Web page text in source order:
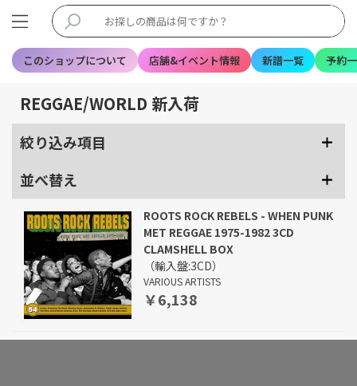
このショップについて 店舗&イベント情報 新譜一覧 予約
REGGAE/WORLD 新入荷
絞り込み項目
並べ替え
ROOTS ROCK REBELS - WHEN PUNK
MET REGGAE 1975-1982 3CD
CLAMSHELL BOX
（輸入盤:3CD）
VARIOUS ARTISTS
￥6,138